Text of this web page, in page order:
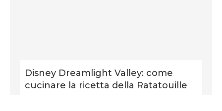
Disney Dreamlight Valley: come
cucinare la ricetta della Ratatouille